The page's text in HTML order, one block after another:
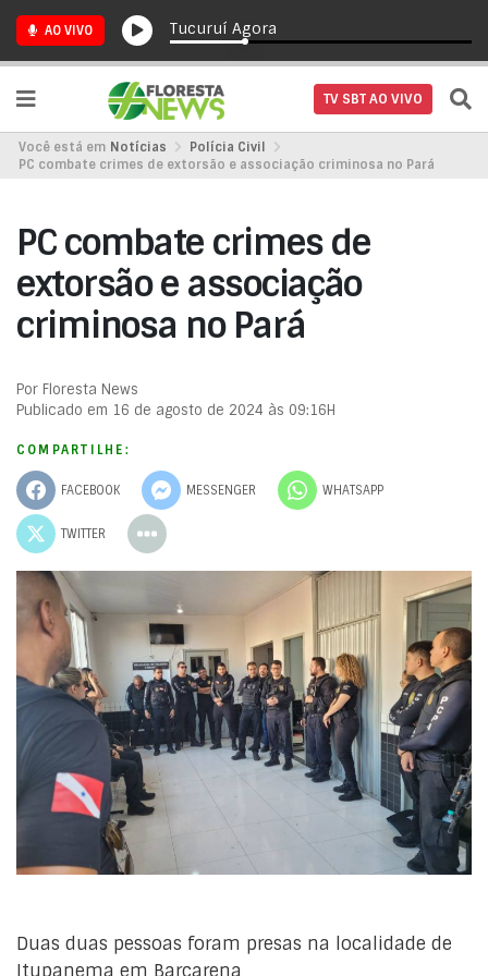
AO VIVO Tucuruí Agora
TV SBT AO VIVO
Você está em Notícias
Polícia Civil
PC combate crimes de extorsão e associação criminosa no Pará
PC combate crimes de
extorsão e associação
criminosa no Pará
Por Floresta News
Publicado em 16 de agosto de 2024 às 09:16H
COMPARTILHE:
FACEBOOK MESSENGER WHATSAPP
TWITTER
Duas duas pessoas foram presas na localidade de
Itupanema em Barcarena